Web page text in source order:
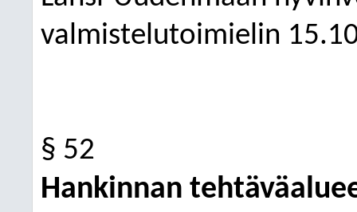
valmistelutoimielin
§ 52
Hankinnan